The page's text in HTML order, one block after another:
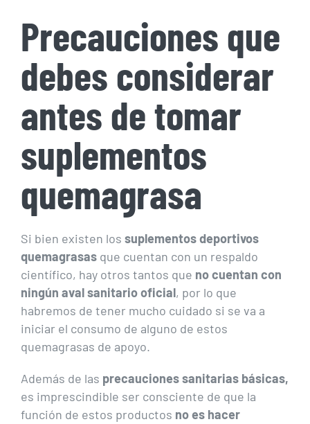
Precauciones que
debes considerar
antes de tomar
suplementos
quemagrasa
Si bien existen los suplementos deportivos
quemagrasas que cuentan con un respaldo
científico, hay otros tantos que no cuentan con
ningún aval sanitario oficial, por lo que
habremos de tener mucho cuidado si se va a
iniciar el consumo de alguno de estos
quemagrasas de apoyo.
Además de las precauciones sanitarias básicas,
es imprescindible ser consciente de que la
función de estos productos no es hacer